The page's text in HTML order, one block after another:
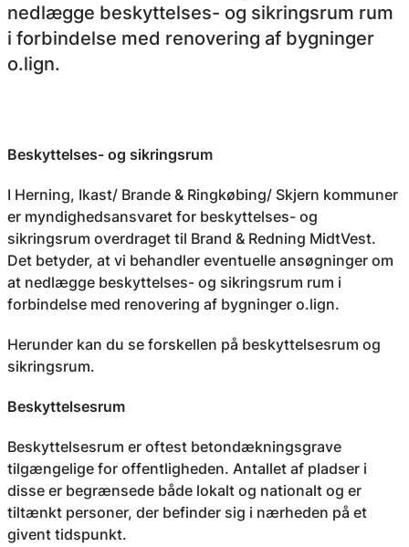
nedlægge beskyttelses- og sikringsrum rum
i forbindelse med renovering af bygninger
o.lign.
Beskyttelses- og sikringsrum
I Herning, Ikast/ Brande & Ringkøbing/ Skjern kommuner
er myndighedsansvaret for beskyttelses- og
sikringsrum overdraget til Brand & Redning MidtVest.
Det betyder, at vi behandler eventuelle ansøgninger om
at nedlægge beskyttelses- og sikringsrum rum i
forbindelse med renovering af bygninger o.lign.
Herunder kan du se forskellen på beskyttelsesrum og
sikringsrum.
Beskyttelsesrum
Beskyttelsesrum er oftest betondækningsgrave
tilgængelige for offentligheden. Antallet af pladser i
disse er begrænsede både lokalt og nationalt og er
tiltænkt personer, der befinder sig i nærheden på et
givent tidspunkt.